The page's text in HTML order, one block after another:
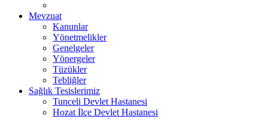
Mevzuat
Kanunlar
Yönetmelikler
Genelgeler
Yönergeler
Tüzükler
Tebliğler
Sağlık Tesislerimiz
Tunceli Devlet Hastanesi
Hozat İlçe Devlet Hastanesi